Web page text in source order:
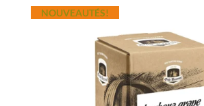
Oude
Lambiek
NOUVEAUTÉS!